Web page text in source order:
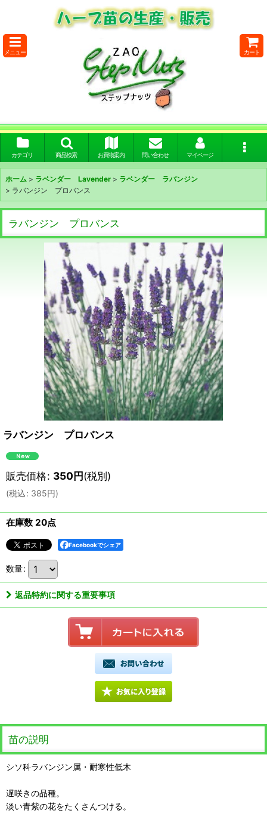
メニュー カート
カテゴリ 商品検索 お買物案内 問い合わせ マイページ
ホーム > ラベンダー Lavender > ラベンダー ラバンジン
> ラバンジン プロバンス
ラバンジン プロバンス
ラバンジン プロバンス
販売価格: 350円(税別)
(税込: 385円)
在庫数 20点
Facebookでシェア
数量:
返品特約に関する重要事項
苗の説明
シソ科ラバンジン属・耐寒性低木
遅咲きの品種。
淡い青紫の花をたくさんつける。